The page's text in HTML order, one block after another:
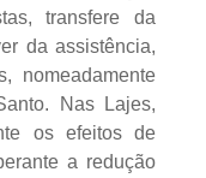
transfere da
da assistência,
nomeadamente
Nas Lajes,
os efeitos de
a redução